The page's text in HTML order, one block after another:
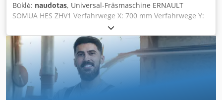
Būklė: naudotas, Universal-Fräsmaschine ERNAULT
SOMUA HES ZHV1 Verfahrwege X: 700 mm Verfahrwege Y:
250 mm Verfahrwege Z: 350 mm Drehzahlbereich: 40 –
2000 U/min Tischgröße: Länge 1200 mm x Breite 300 mm
Vertikal-/Horizontal-Universal-Schwenkkopf 3-Achsen-
Digitalanzeige EAE Dcedpfx Aozmyp Noc Hjk Eilgang in 3
Achsen Betriebsspannung: 380 V Breite: 2000 mm Tiefe:
1800 mm Gesamthöhe: 1600 mm Gewicht: ca. 1,5 t